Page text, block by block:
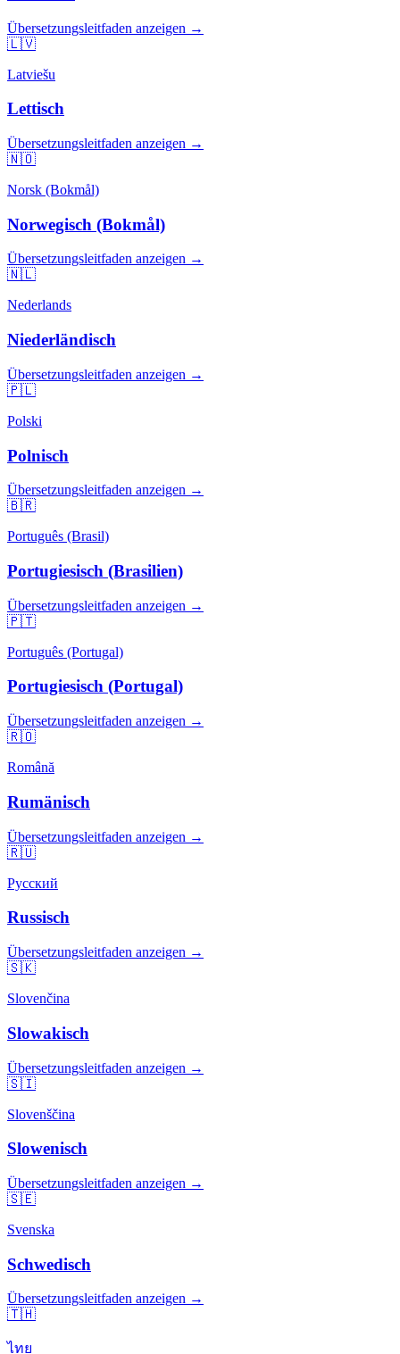
Übersetzungsleitfaden anzeigen →
🇱🇻
Latviešu
Lettisch
Übersetzungsleitfaden anzeigen →
🇳🇴
Norsk (Bokmål)
Norwegisch (Bokmål)
Übersetzungsleitfaden anzeigen →
🇳🇱
Nederlands
Niederländisch
Übersetzungsleitfaden anzeigen →
🇵🇱
Polski
Polnisch
Übersetzungsleitfaden anzeigen →
🇧🇷
Português (Brasil)
Portugiesisch (Brasilien)
Übersetzungsleitfaden anzeigen →
🇵🇹
Português (Portugal)
Portugiesisch (Portugal)
Übersetzungsleitfaden anzeigen →
🇷🇴
Română
Rumänisch
Übersetzungsleitfaden anzeigen →
🇷🇺
Русский
Russisch
Übersetzungsleitfaden anzeigen →
🇸🇰
Slovenčina
Slowakisch
Übersetzungsleitfaden anzeigen →
🇸🇮
Slovenščina
Slowenisch
Übersetzungsleitfaden anzeigen →
🇸🇪
Svenska
Schwedisch
Übersetzungsleitfaden anzeigen →
🇹🇭
ไทย